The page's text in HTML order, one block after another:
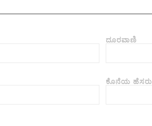
ದೂರವಾಣಿ
ಕೊನೆಯ ಹೆಸರು